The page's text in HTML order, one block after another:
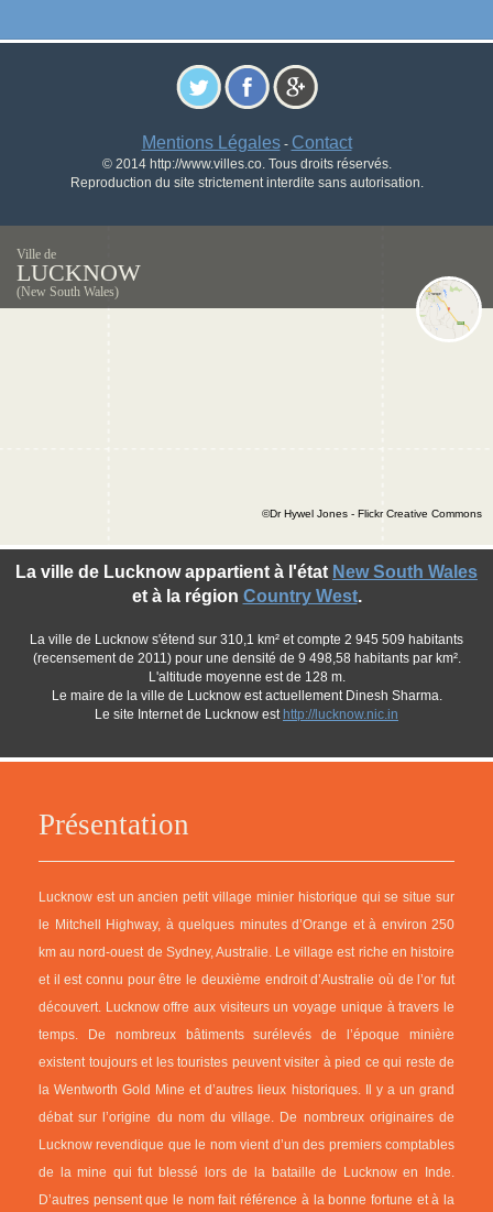
Mentions Légales- Contact
© 2014 http://www.villes.co. Tous droits réservés.
Reproduction du site strictement interdite sans autorisation.
Ville de
LUCKNOW
(New South Wales)
Présentation
Lucknow est un ancien petit village minier historique qui se situe sur
le Mitchell Highway, à quelques minutes d’Orange et à environ 250
km au nord-ouest de Sydney, Australie. Le village est riche en histoire
et il est connu pour être le deuxième endroit d’Australie où de l’or fut
découvert. Lucknow offre aux visiteurs un voyage unique à travers le
temps. De nombreux bâtiments surélevés de l’époque minière
existent toujours et les touristes peuvent visiter à pied ce qui reste de
la Wentworth Gold Mine et d’autres lieux historiques. Il y a un grand
débat sur l’origine du nom du village. De nombreux originaires de
Lucknow revendique que le nom vient d’un des premiers comptables
de la mine qui fut blessé lors de la bataille de Lucknow en Inde.
D’autres pensent que le nom fait référence à la bonne fortune et à la
La ville de Lucknow appartient à l'état New South Wales
et à la région Country West.
La ville de Lucknow s'étend sur 310,1 km² et compte 2 945 509 habitants
(recensement de 2011) pour une densité de 9 498,58 habitants par km².
L'altitude moyenne est de 128 m.
Le maire de la ville de Lucknow est actuellement Dinesh Sharma.
Le site Internet de Lucknow est http://lucknow.nic.in
©Dr Hywel Jones - Flickr Creative Commons